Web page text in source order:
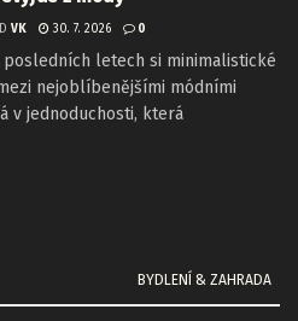
VK 30. 7. 2026 0
posledních letech si minimalistické
nejoblíbenějšími módními
v jednoduchosti, která
BYDLENÍ & ZAHRADA